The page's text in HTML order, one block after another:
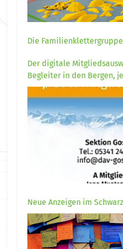
Die
Der digitale
Begleiter in den Bergen,
Neue Anzeigen im